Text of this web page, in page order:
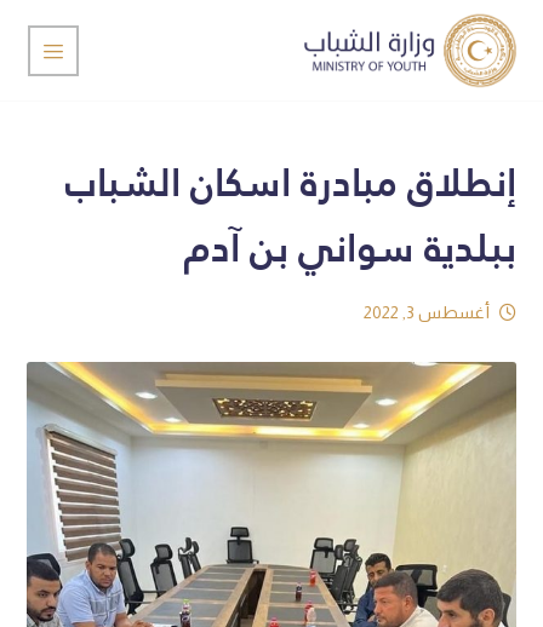
إنطلاق مبادرة اسكان الشباب
ببلدية سواني بن آدم
أغسطس 3, 2022